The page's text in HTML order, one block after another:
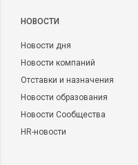
НОВОСТИ
Новости дня
Новости компаний
Отставки и назначения
Новости образования
Новости Сообщества
HR-новости